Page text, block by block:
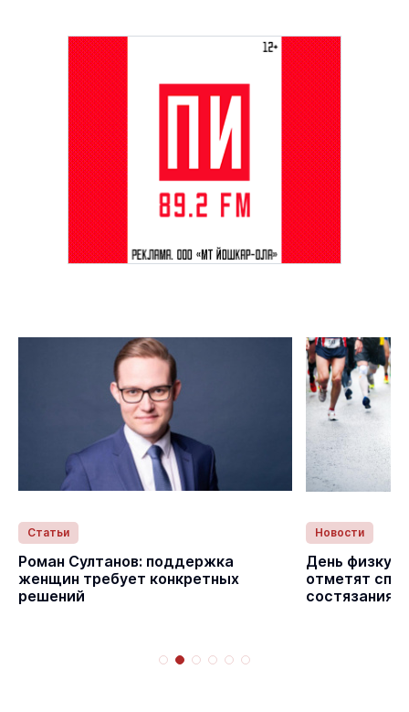
Статьи
Роман Султанов: поддержка
женщин требует конкретных
решений
Новости
День
отметят